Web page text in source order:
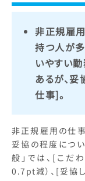
非正規雇
持つ人が
いやすい
あるが、
仕事]。
非正規雇用の仕
妥協の程度につ
般」では、[こだ
0.7pt減）、[妥協